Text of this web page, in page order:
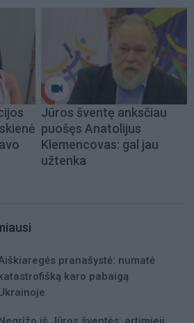
Jūros šventę anksčiau
puošęs Anatolijus
Klemencovas: gal jau
užtenka
pranašystė: numatė
karo pabaigą